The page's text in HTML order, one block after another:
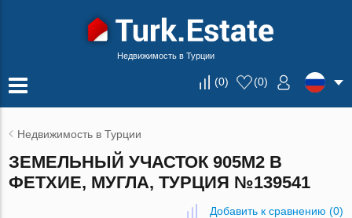
Недвижимость в Турции
(0) (0)
Недвижимость в Турции
ЗЕМЕЛЬНЫЙ УЧАСТОК 905М2 В
ФЕТХИЕ, МУГЛА, ТУРЦИЯ №139541
Добавить к сравнению (0)